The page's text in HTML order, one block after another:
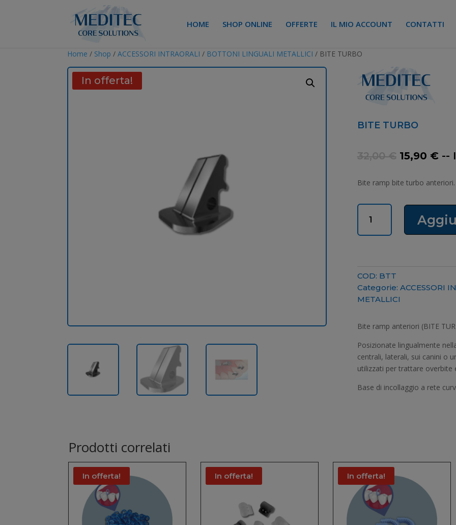
HOME SHOP ONLINE OFFERTE IL MIO ACCOUNT CONTATTI
Home / Shop / ACCESSORI INTRAORALI / BOTTONI LINGUALI METALLICI / BITE TURBO
In offerta!
BITE TURBO
32,00€ Il
originale
32,00 €.
15,90 €Il--
Bite ramp bite turbo
BITE
TURBO
quantità
COD: BTT
Categorie: ACCESSORI
METALLICI
Bite ramp anteriori (BITE
Posizionate lingualmente
centrali, laterali, sui canini o
utilizzati per trattare overbite
Base di incollaggio a rete
Prodotti correlati
In offerta! In offerta! In offerta!